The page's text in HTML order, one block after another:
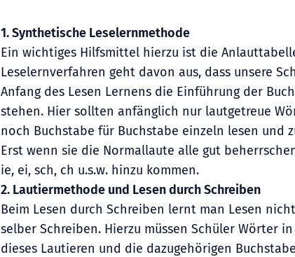
1. Synthetische Leselernmethode
Ein wichtiges Hilfsmittel hierzu ist die
Leselernverfahren geht davon aus, dass unsere
Anfang des Lesen Lernens die Einführung der
stehen. Hier sollten anfänglich nur lautgetreue
noch Buchstabe für Buchstabe einzeln lesen und
Erst wenn sie die Normallaute alle gut
ie, ei, sch, ch u.s.w. hinzu kommen.
2. Lautiermethode und Lesen durch Schreiben
Beim Lesen durch Schreiben lernt man Lesen
selber Schreiben. Hierzu müssen Schüler Wörter
dieses Lautieren und die dazugehörigen